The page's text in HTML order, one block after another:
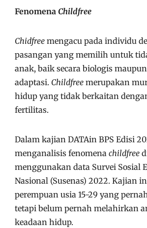
Fenomena Childfree
Chidfree mengacu pada individu
pasangan yang memilih untuk
anak, baik secara biologis
adaptasi. Childfree merupakan
hidup yang tidak berkaitan
fertilitas.
Dalam kajian DATAin BPS Edisi
menganalisis fenomena childfree
menggunakan data Survei Sosial
Nasional (Susenas) 2022. Kajian
perempuan usia 15-29 yang
tetapi belum pernah melahirkan
keadaan hidup.